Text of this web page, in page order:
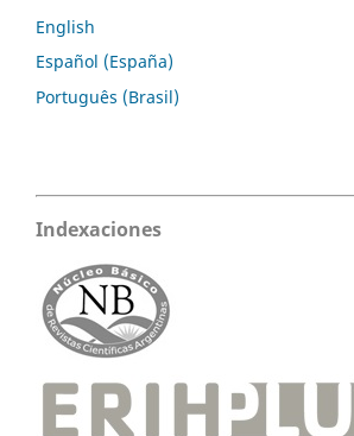
English
Español (España)
Português (Brasil)
Indexaciones